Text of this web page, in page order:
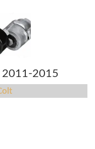
2011-2015